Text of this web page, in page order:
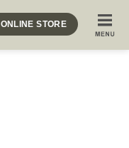
ONLINE STORE